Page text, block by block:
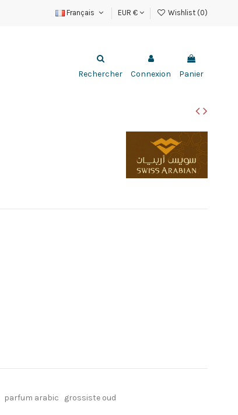
Français EUR € Wishlist (0)
Rechercher Connexion Panier
parfum arabic
grossiste oud